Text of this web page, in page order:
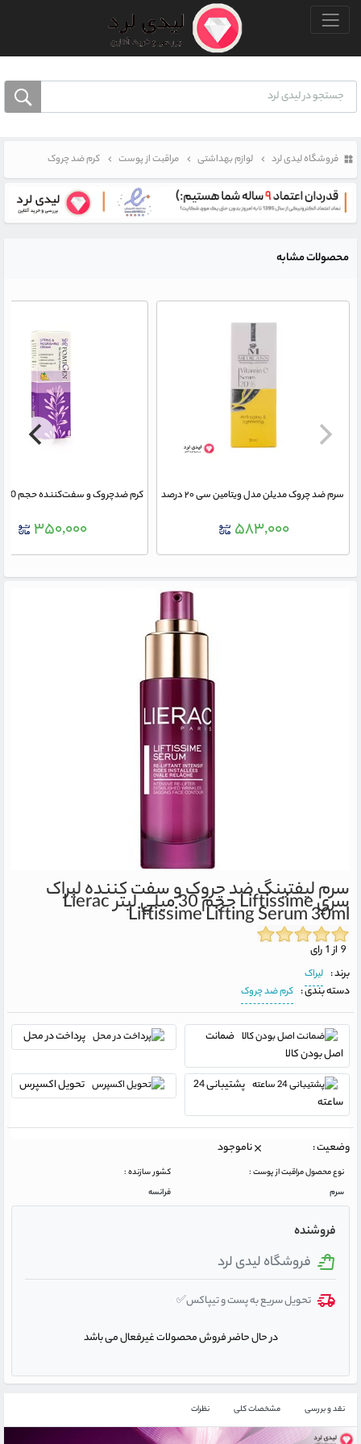
منو بالا
فروشگاه لیدی لرد لوازم بهداشتی مراقبت از پوست کرم ضد چروک
محصولات مشابه
سرم ضد چروک مدیلن مدل ویتامین سی ۲۰ درصد
۵۸۳,۰۰۰ ۳۵۰,۰۰۰
سرم ليفتينگ ضد چروک و سفت کننده ليراک
سري Liftissime حجم 30 ميلي ليتر Lierac Liftissime Lifting Serum 30ml
برند : لیراک
دسته بندی : کرم ضد چروک
ضمانت
اصل بودن کالا
پرداخت در محل
پشتیبانی 24
ساعته
تحویل اکسپرس
وضعیت : ناموجود
نوع محصول مراقبت از پوست :
سرم
کشور سازنده :
فرانسه
فروشنده
فروشگاه لیدی لرد
تحویل سریع به پست و تیپاکس✅
در حال حاضر فروش محصولات غیرفعال می باشد
نقد و بررسی مشخصات کلی نظرات